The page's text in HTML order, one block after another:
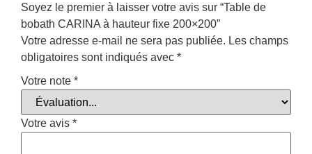
Soyez le premier à laisser votre avis sur “Table de
bobath CARINA à hauteur fixe 200×200”
Votre adresse e-mail ne sera pas publiée. Les champs
obligatoires sont indiqués avec *
Votre note *
Votre avis *